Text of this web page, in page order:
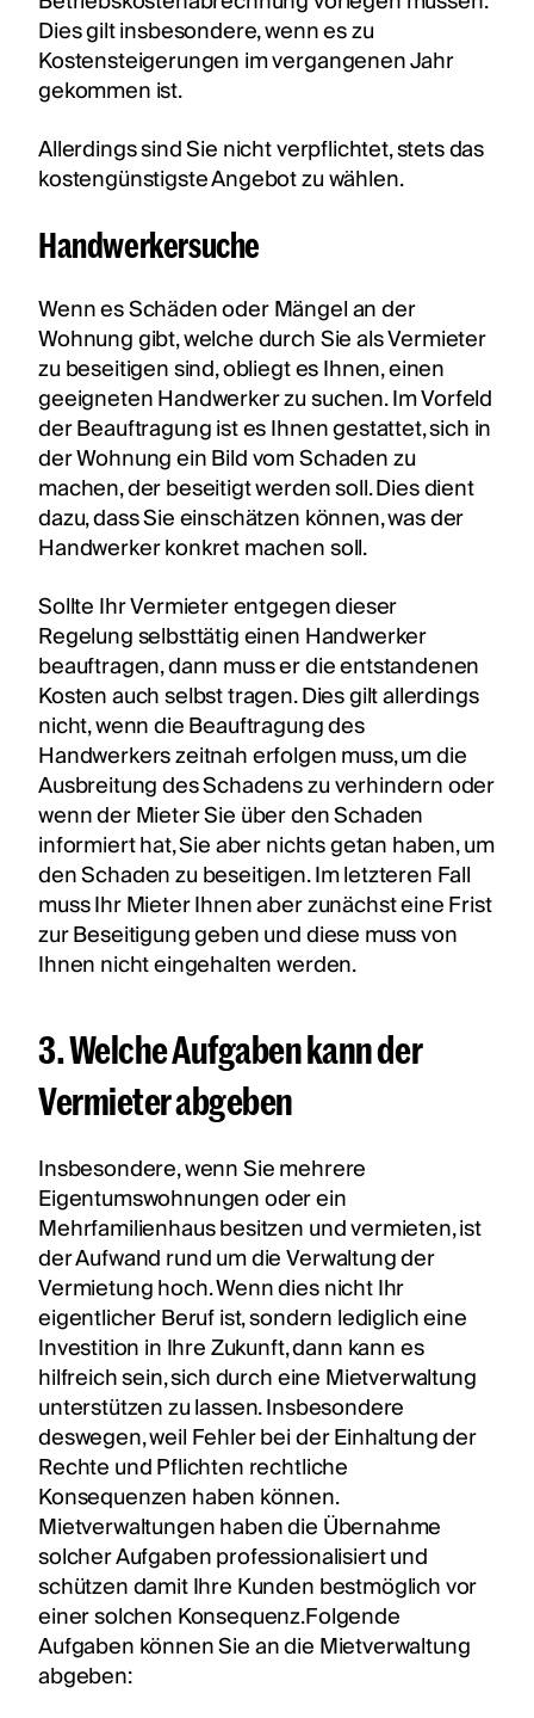
Dies gilt insbesondere, wenn es zu
Kostensteigerungen im vergangenen Jahr
gekommen ist.
Allerdings sind Sie nicht verpflichtet, stets das
kostengünstigste Angebot zu wählen.
Handwerkersuche
Wenn es Schäden oder Mängel an der
Wohnung gibt, welche durch Sie als Vermieter
zu beseitigen sind, obliegt es Ihnen, einen
geeigneten Handwerker zu suchen. Im Vorfeld
der Beauftragung ist es Ihnen gestattet, sich in
der Wohnung ein Bild vom Schaden zu
machen, der beseitigt werden soll. Dies dient
dazu, dass Sie einschätzen können, was der
Handwerker konkret machen soll.
Sollte Ihr Vermieter entgegen dieser
Regelung selbsttätig einen Handwerker
beauftragen, dann muss er die entstandenen
Kosten auch selbst tragen. Dies gilt allerdings
nicht, wenn die Beauftragung des
Handwerkers zeitnah erfolgen muss, um die
Ausbreitung des Schadens zu verhindern oder
wenn der Mieter Sie über den Schaden
informiert hat, Sie aber nichts getan haben, um
den Schaden zu beseitigen. Im letzteren Fall
muss Ihr Mieter Ihnen aber zunächst eine Frist
zur Beseitigung geben und diese muss von
Ihnen nicht eingehalten werden.
3. Welche Aufgaben kann der
Vermieter abgeben
Insbesondere, wenn Sie mehrere
Eigentumswohnungen oder ein
Mehrfamilienhaus besitzen und vermieten, ist
der Aufwand rund um die Verwaltung der
Vermietung hoch. Wenn dies nicht Ihr
eigentlicher Beruf ist, sondern lediglich eine
Investition in Ihre Zukunft, dann kann es
hilfreich sein, sich durch eine Mietverwaltung
unterstützen zu lassen. Insbesondere
deswegen, weil Fehler bei der Einhaltung der
Rechte und Pflichten rechtliche
Konsequenzen haben können.
Mietverwaltungen haben die Übernahme
solcher Aufgaben professionalisiert und
schützen damit Ihre Kunden bestmöglich vor
einer solchen Konsequenz.Folgende
Aufgaben können Sie an die Mietverwaltung
abgeben: